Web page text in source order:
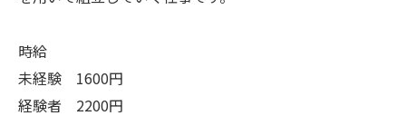
時給
未経験 1600円
経験者 2200円